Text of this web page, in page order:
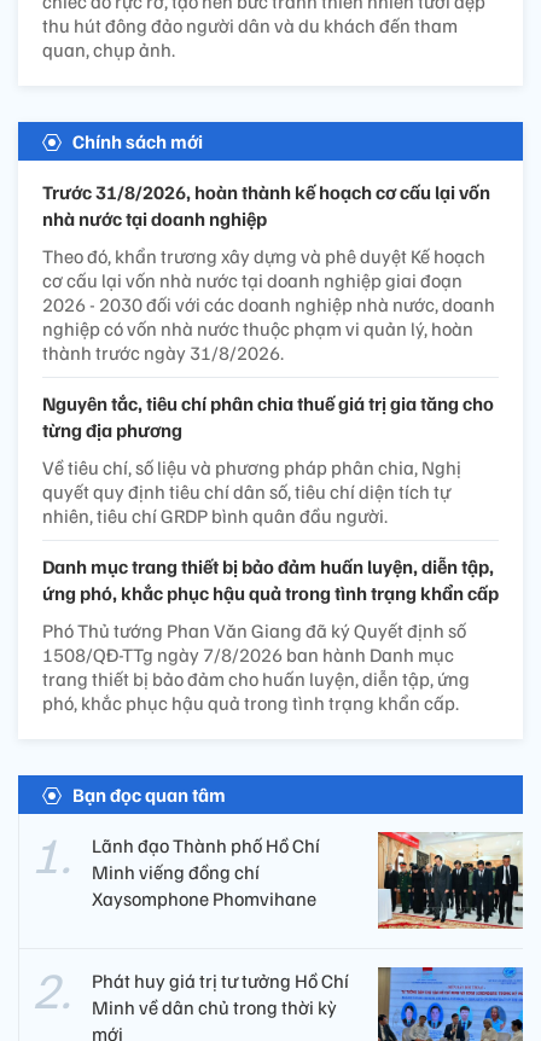
thu hút đông đảo người dân và du khách đến tham
quan, chụp ảnh.
Chính sách mới
Trước 31/8/2026, hoàn thành kế hoạch cơ cấu lại vốn
nhà nước tại doanh nghiệp
Theo đó, khẩn trương xây dựng và phê duyệt Kế hoạch
cơ cấu lại vốn nhà nước tại doanh nghiệp giai đoạn
2026 - 2030 đối với các doanh nghiệp nhà nước, doanh
nghiệp có vốn nhà nước thuộc phạm vi quản lý, hoàn
thành trước ngày 31/8/2026.
Nguyên tắc, tiêu chí phân chia thuế giá trị gia tăng cho
từng địa phương
Về tiêu chí, số liệu và phương pháp phân chia, Nghị
quyết quy định tiêu chí dân số, tiêu chí diện tích tự
nhiên, tiêu chí GRDP bình quân đầu người.
Danh mục trang thiết bị bảo đảm huấn luyện, diễn tập,
ứng phó, khắc phục hậu quả trong tình trạng khẩn cấp
Phó Thủ tướng Phan Văn Giang đã ký Quyết định số
1508/QĐ-TTg ngày 7/8/2026 ban hành Danh mục
trang thiết bị bảo đảm cho huấn luyện, diễn tập, ứng
phó, khắc phục hậu quả trong tình trạng khẩn cấp.
Bạn đọc quan tâm
Lãnh đạo Thành phố Hồ Chí
Minh viếng đồng chí
Xaysomphone Phomvihane
Phát huy giá trị tư tưởng Hồ Chí
Minh về dân chủ trong thời kỳ
mới